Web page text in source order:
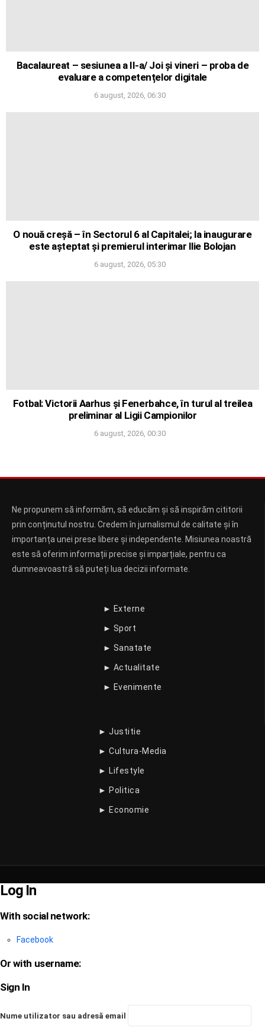
Bacalaureat – sesiunea a II-a/ Joi și vineri – proba de
evaluare a competențelor digitale
6 august, 2026, 06:30
O nouă creșă – în Sectorul 6 al Capitalei; la inaugurare
este așteptat și premierul interimar Ilie Bolojan
6 august, 2026, 05:30
Fotbal: Victorii Aarhus și Fenerbahce, în turul al treilea
preliminar al Ligii Campionilor
6 august, 2026, 00:30
Ne propunem să informăm, să educăm și să inspirăm cititorii
prin conținutul nostru. Credem în jurnalismul de calitate și în
importanța unei prese libere și independente. Misiunea noastră
este să oferim informații precise și imparțiale, pentru ca
dumneavoastră să puteți lua decizii informate.
► Externe
► Sport
► Sanatate
► Actualitate
► Evenimente
► Justitie
► Cultura-Media
► Lifestyle
► Politica
► Economie
Log In
With social network:
Facebook
Or with username:
Sign In
Nume utilizator sau adresă email